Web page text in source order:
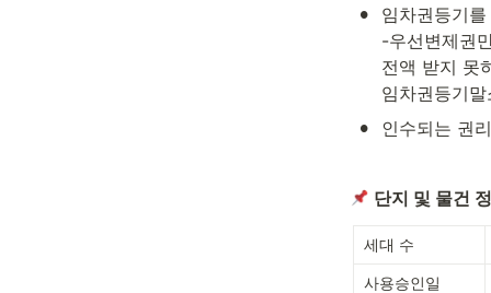
•
임차권등기
-우선변제권
전액 받지 못
임차권등기
• 인수되는 권
단지 및 물건
세대 수
사용승인일